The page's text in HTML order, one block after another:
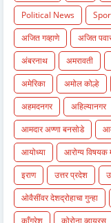
Political News
अजित गव्हाणे
अजित
अंबरनाथ
अमरावती
अमेरिका
अमोल कोल्हे
अहमदनगर
अहिल्यानगर
आमदार अण्णा बनसोडे
आयोध्या
आरोग्य विषयक
इराण
उत्तर प्रदेश
ओवैसींवर देशद्रोहाचा गुन्हा
काँग्रेश
कोरोना व्हायरस